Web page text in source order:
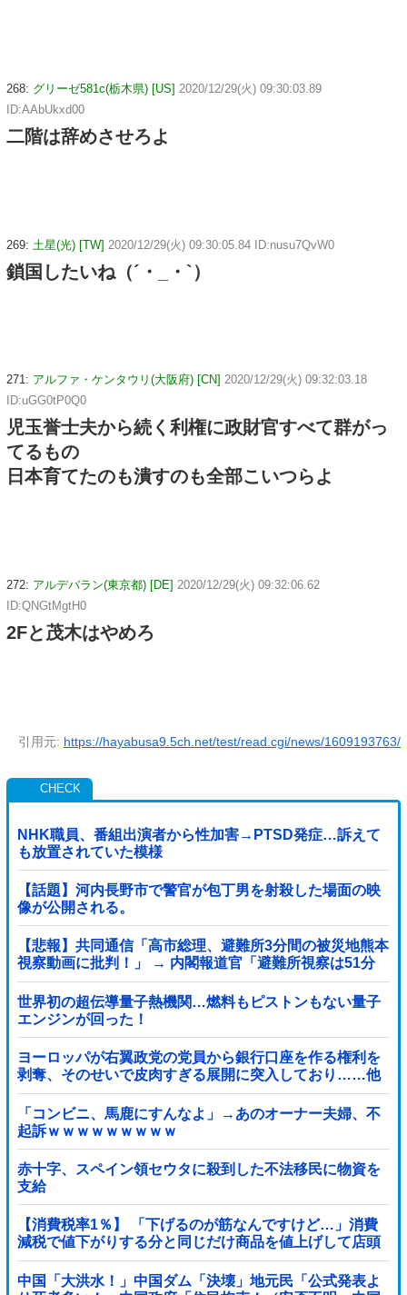
268: グリーゼ581c(栃木県) [US] 2020/12/29(火) 09:30:03.89
ID:AAbUkxd00
二階は辞めさせろよ
269: 土星(光) [TW] 2020/12/29(火) 09:30:05.84 ID:nusu7QvW0
鎖国したいね（´・_・`）
271: アルファ・ケンタウリ(大阪府) [CN] 2020/12/29(火) 09:32:03.18
ID:uGG0tP0Q0
児玉誉士夫から続く利権に政財官すべて群がっ
てるもの
日本育てたのも潰すのも全部こいつらよ
272: アルデバラン(東京都) [DE] 2020/12/29(火) 09:32:06.62
ID:QNGtMgtH0
2Fと茂木はやめろ
引用元: https://hayabusa9.5ch.net/test/read.cgi/news/1609193763/
NHK職員、番組出演者から性加害→PTSD発症…訴えて
も放置されていた模様
【話題】河内長野市で警官が包丁男を射殺した場面の映
像が公開される。
【悲報】共同通信「高市総理、避難所3分間の被災地熊本
視察動画に批判！」 → 内閣報道官「避難所視察は51分
間！大変な状況の中で、1時間近く受け入...
世界初の超伝導量子熱機関…燃料もピストンもない量子
エンジンが回った！
ヨーロッパが右翼政党の党員から銀行口座を作る権利を
剥奪、そのせいで皮肉すぎる展開に突入しており……他
「コンビニ、馬鹿にすんなよ」→あのオーナー夫婦、不
起訴ｗｗｗｗｗｗｗｗｗ
赤十字、スペイン領セウタに殺到した不法移民に物資を
支給
【消費税率1％】 「下げるのが筋なんですけど…」消費
減税で値下がりする分と同じだけ商品を値上げして店頭
価格を変えない店も
中国「大洪水！」中国ダム「決壊」地元民「公式発表よ